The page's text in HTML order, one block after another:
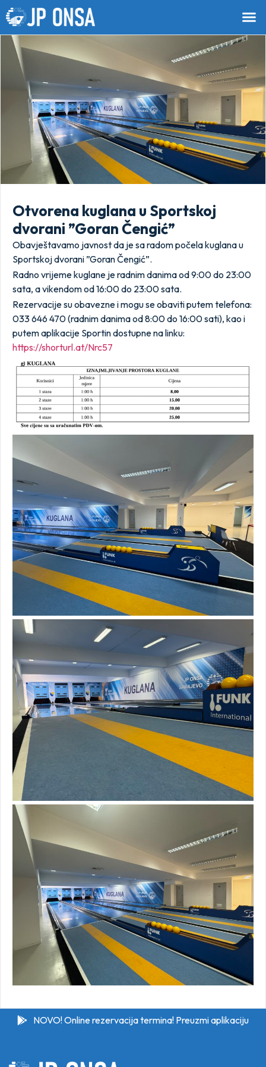
Otvorena kuglana u Sportskoj
dvorani ”Goran Čengić”
Obavještavamo javnost da je sa radom počela kuglana u
Sportskoj dvorani ”Goran Čengić”.
Radno vrijeme kuglane je radnim danima od 9:00 do 23:00
sata, a vikendom od 16:00 do 23:00 sata.
Rezervacije su obavezne i mogu se obaviti putem telefona:
033 646 470 (radnim danima od 8:00 do 16:00 sati), kao i
putem aplikacije Sportin dostupne na linku:
https://shorturl.at/Nrc57
NOVO! Online rezervacija termina! Preuzmi aplikaciju